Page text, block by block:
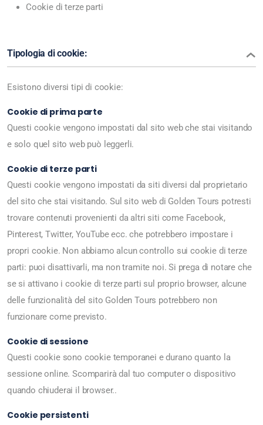
Cookie di terze parti
Tipologia di cookie:
Esistono diversi tipi di cookie:
Cookie di prima parte
Questi cookie vengono impostati dal sito web che stai visitando
e solo quel sito web può leggerli.
Cookie di terze parti
Questi cookie vengono impostati da siti diversi dal proprietario
del sito che stai visitando. Sul sito web di Golden Tours potresti
trovare contenuti provenienti da altri siti come Facebook,
Pinterest, Twitter, YouTube ecc. che potrebbero impostare i
propri cookie. Non abbiamo alcun controllo sui cookie di terze
parti: puoi disattivarli, ma non tramite noi. Si prega di notare che
se si attivano i cookie di terze parti sul proprio browser, alcune
delle funzionalità del sito Golden Tours potrebbero non
funzionare come previsto.
Cookie di sessione
Questi cookie sono cookie temporanei e durano quanto la
sessione online. Scomparirà dal tuo computer o dispositivo
quando chiuderai il browser..
Cookie persistenti